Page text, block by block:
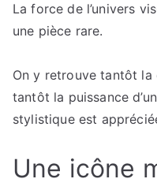
La force de l’univers
une pièce rare.
On y retrouve tantôt la
tantôt la puissance
stylistique est
Une icône